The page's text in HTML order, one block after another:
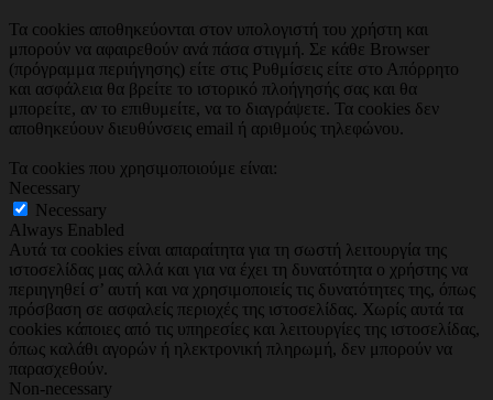
Τα cookies αποθηκεύονται στον υπολογιστή του χρήστη και
μπορούν να αφαιρεθούν ανά πάσα στιγμή. Σε κάθε Browser
(πρόγραμμα περιήγησης) είτε στις Ρυθμίσεις είτε στο Απόρρητο
και ασφάλεια θα βρείτε το ιστορικό πλοήγησής σας και θα
μπορείτε, αν το επιθυμείτε, να το διαγράψετε. Τα cookies δεν
αποθηκεύουν διευθύνσεις email ή αριθμούς τηλεφώνου.
Τα cookies που χρησιμοποιούμε είναι:
Necessary
Necessary
Always Enabled
Αυτά τα cookies είναι απαραίτητα για τη σωστή λειτουργία της
ιστοσελίδας μας αλλά και για να έχει τη δυνατότητα ο χρήστης να
περιηγηθεί σ’ αυτή και να χρησιμοποιείς τις δυνατότητες της, όπως
πρόσβαση σε ασφαλείς περιοχές της ιστοσελίδας. Χωρίς αυτά τα
cookies κάποιες από τις υπηρεσίες και λειτουργίες της ιστοσελίδας,
όπως καλάθι αγορών ή ηλεκτρονική πληρωμή, δεν μπορούν να
παρασχεθούν.
Non-necessary